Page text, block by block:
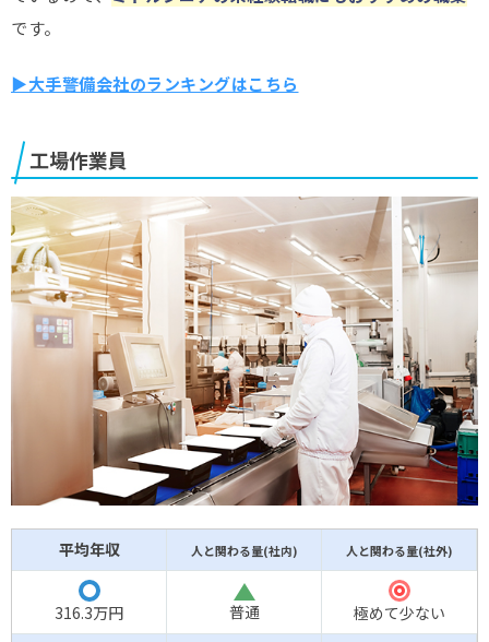
です。
▶大手警備会社のランキングはこちら
工場作業員
平均年収 人と関わる量(社内) 人と関わる量(社外)
316.3万円
普通
極めて少ない